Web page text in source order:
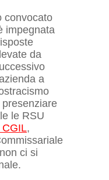
convocato
impegnata
da
a
le RSU
CGIL,
ci si